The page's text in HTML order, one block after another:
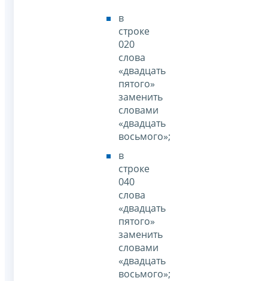
в
строке
020
слова
«двадцать
пятого»
заменить
словами
«двадцать
восьмого»;
в
строке
040
слова
«двадцать
пятого»
заменить
словами
«двадцать
восьмого»;